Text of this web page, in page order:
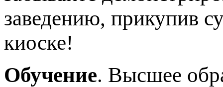
заведению, прикупив
киоске!
Обучение. Высшее